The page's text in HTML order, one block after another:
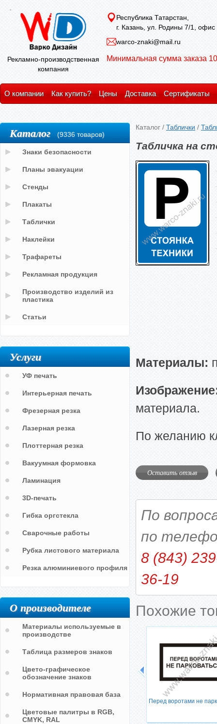
Рекламно-производственная
компания
Республика Татарстан,
г. Казань, ул. Родины 7/1, офис
warco-znaki@mail.ru
Минимальная сумма заказа
О компании Как купить? Цены Доставка Сертификаты
Каталог / Таблички /
Табличка на
Материалы:
материала.
По желанию
Оставить отзыв
По
по
8 (843)
36-19
Похожие
Перед воротами не
Каталог (9336 товаров)
Знаки безопасности
Планы эвакуации
Стенды
Плакаты
Таблички
Наклейки
Трафареты
Рекламная продукция
Производство изделий из
пластика
Статьи
Услуги
УФ печать
Интерьерная печать
Фрезерная резка
Лазерная резка
Плоттерная резка
Вакуумная формовка
Ламинация
3D-печать
Гибка оргстекла
Сварочные работы
Рубка листового материала
Резка алюминиевого профиля
О производителе
Материалы используемые в
производстве
Таблица размеров знаков
Цвето-графическое
обозначение знаков
Нормативная правовая база
Цветовые палитры в RGB,
CMYK, RAL